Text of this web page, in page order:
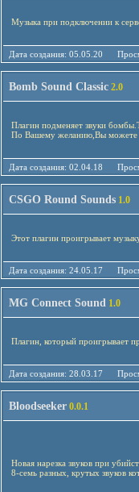
Музыка при подключении к
Дата создания: 05.05.20
Bomb Sound Classic 2.0
Плагин подменяет звуки
По Вашему желанию,Вы можете
Дата создания: 02.04.18
CSGO Round Sounds 1.0
Этот плагин проигрывает
Дата создания: 24.05.17
MG Connect Sound 1.0
Плагин, который проигрывает
Дата создания: 28.03.17
Bloodseeker 0.0.1
Новая нарезка звуков при
8-семь разных, крутых звуков